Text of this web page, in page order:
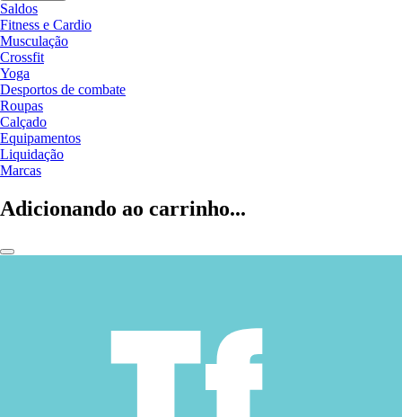
Saldos
Fitness e Cardio
Musculação
Crossfit
Yoga
Desportos de combate
Roupas
Calçado
Equipamentos
Liquidação
Marcas
Adicionando ao carrinho...